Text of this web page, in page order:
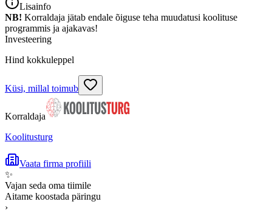
Lisainfo
NB! Korraldaja jätab endale õiguse teha muudatusi koolituse
programmis ja ajakavas!
Investeering
Hind kokkuleppel
Küsi, millal toimub
Korraldaja
Koolitusturg
Vaata firma profiili
✨
Vajan seda oma tiimile
Aitame koostada päringu
›